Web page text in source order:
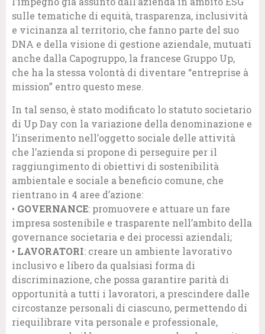
sulle tematiche di equità, trasparenza, inclusività
e vicinanza al territorio, che fanno parte del suo
DNA e della visione di gestione aziendale, mutuati
anche dalla Capogruppo, la francese Gruppo Up,
che ha la stessa volontà di diventare “entreprise à
mission” entro questo mese.
In tal senso, è stato modificato lo statuto societario
di Up Day con la variazione della denominazione e
l’inserimento nell’oggetto sociale delle attività
che l’azienda si propone di perseguire per il
raggiungimento di obiettivi di sostenibilità
ambientale e sociale a beneficio comune, che
rientrano in 4 aree d’azione:
• GOVERNANCE: promuovere e attuare un fare
impresa sostenibile e trasparente nell’ambito della
governance societaria e dei processi aziendali;
• LAVORATORI: creare un ambiente lavorativo
inclusivo e libero da qualsiasi forma di
discriminazione, che possa garantire parità di
opportunità a tutti i lavoratori, a prescindere dalle
circostanze personali di ciascuno, permettendo di
riequilibrare vita personale e professionale,